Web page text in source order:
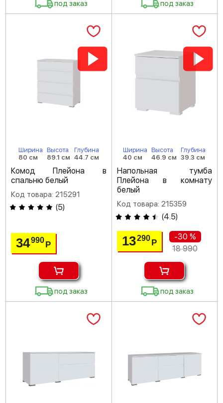
под заказ под заказ
Ширина
80 см
Высота
89.1 см
Глубина
44.7 см
Комод Плейона в
спальню белый
Код товара: 215291
(5)
34990Р
под заказ
Ширина
40 см
Высота
46.9 см
Глубина
39.3 см
Напольная тумба
Плейона в комнату
белый
Код товара: 215359
(4.5)
13290 Р
-30 %
18 990
под заказ